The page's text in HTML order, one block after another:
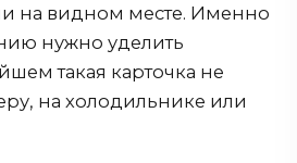
на видном месте. Именно
нужно уделить
такая карточка не
на холодильнике или